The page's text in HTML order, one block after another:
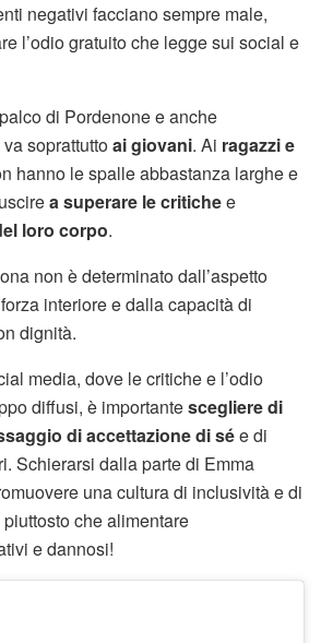
negativi facciano sempre male,
l’odio gratuito che legge sui social e
di Pordenone e anche
soprattuttoai giovani. Ai ragazzi e
hanno le spalle abbastanza larghe e
a superare le critichee
loro corpo.
non è determinato dall’aspetto
interiore e dalla capacità di
dignità.
media, dove le critiche e l’odio
diffusi, è importantescegliere di
di accettazione di sée di
Schierarsi dalla parte di Emma
una cultura di inclusività e di
che alimentare
e dannosi!